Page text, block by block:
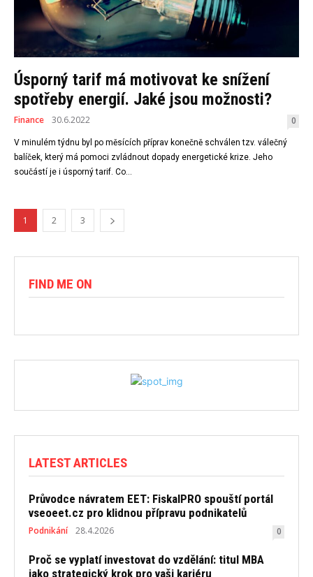
Úsporný tarif má motivovat ke snížení
spotřeby energií. Jaké jsou možnosti?
Finance 30.6.2022 0
V minulém týdnu byl po měsících příprav konečně schválen tzv. válečný
balíček, který má pomoci zvládnout dopady energetické krize. Jeho
součástí je i úsporný tarif. Co...
1 2 3
FIND ME ON
LATEST ARTICLES
Průvodce návratem EET: FiskalPRO spouští portál
vseoeet.cz pro klidnou přípravu podnikatelů
Podnikání 28.4.2026 0
Proč se vyplatí investovat do vzdělání: titul MBA
jako strategický krok pro vaši kariéru